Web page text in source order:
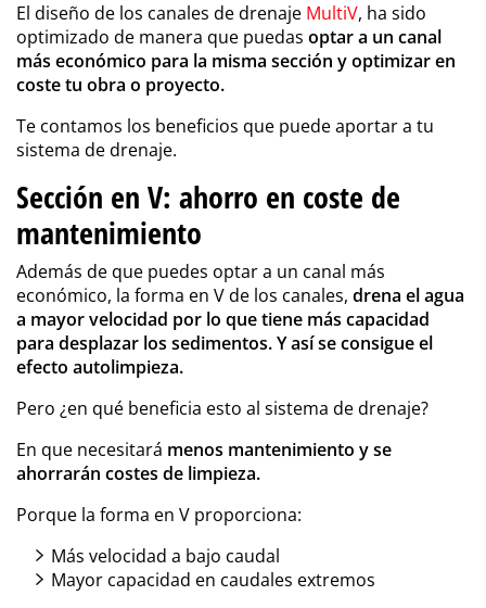
El diseño de los canales de drenaje MultiV, ha sido
optimizado de manera que puedas optar a un canal
más económico para la misma sección y optimizar en
coste tu obra o proyecto.
Te contamos los beneficios que puede aportar a tu
sistema de drenaje.
Sección en V: ahorro en coste de
mantenimiento
Además de que puedes optar a un canal más
económico, la forma en V de los canales, drena el agua
a mayor velocidad por lo que tiene más capacidad
para desplazar los sedimentos. Y así se consigue el
efecto autolimpieza.
Pero ¿en qué beneficia esto al sistema de drenaje?
En que necesitará menos mantenimiento y se
ahorrarán costes de limpieza.
Porque la forma en V proporciona:
Más velocidad a bajo caudal
Mayor capacidad en caudales extremos